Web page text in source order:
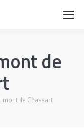
de
de Chassart